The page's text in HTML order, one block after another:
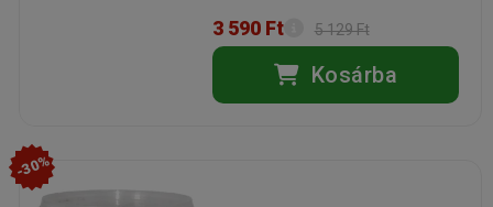
3 590 Ft 5 129 Ft
Kosárba
-30%